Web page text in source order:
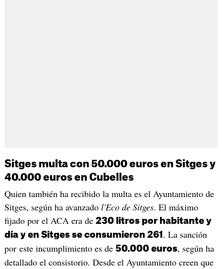
Sitges multa con 50.000 euros en Sitges y
40.000 euros en Cubelles
Quien también ha recibido la multa es el Ayuntamiento de
Sitges, según ha avanzado l'Eco de Sitges. El máximo
fijado por el ACA era de 230 litros por habitante y
día y en Sitges se consumieron 261 . La sanción
por este incumplimiento es de 50.000 euros, según ha
detallado el consistorio. Desde el Ayuntamiento creen que